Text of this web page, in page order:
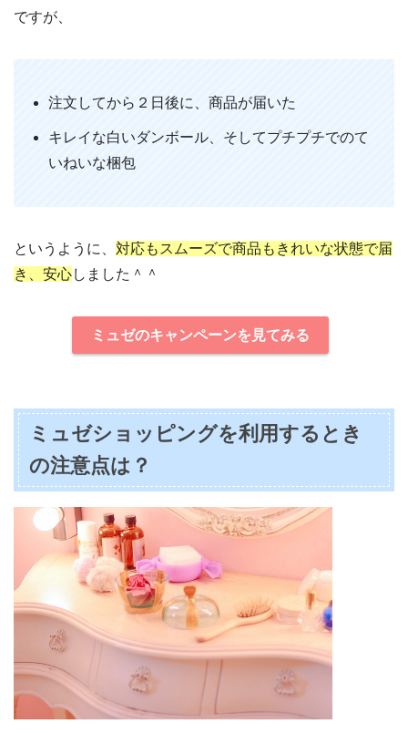
ですが、
注文してから２日後に、商品が届いた
キレイな白いダンボール、そしてプチプチでのて
いねいな梱包
というように、 対応もスムーズで商品もきれいな状態で届
き、安心しました＾＾
ミュゼのキャンペーンを見てみる
ミュゼショッピングを利用するとき
の注意点は？